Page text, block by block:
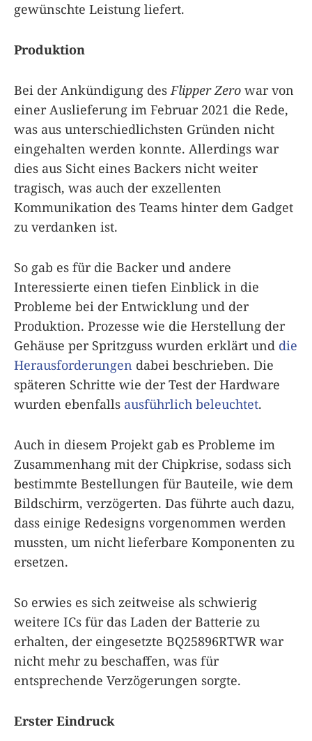
gewünschte Leistung liefert.
Produktion
Bei der Ankündigung desFlipper Zero war von
einer Auslieferung im Februar 2021 die Rede,
was aus unterschiedlichsten Gründen nicht
eingehalten werden konnte. Allerdings war
dies aus Sicht eines Backers nicht weiter
tragisch, was auch der exzellenten
Kommunikation des Teams hinter dem Gadget
zu verdanken ist.
So gab es für die Backer und andere
Interessierte einen tiefen Einblick in die
Probleme bei der Entwicklung und der
Produktion. Prozesse wie die Herstellung der
Gehäuse per Spritzguss wurden erklärt und die
Herausforderungen dabei beschrieben. Die
späteren Schritte wie der Test der Hardware
wurden ebenfalls ausführlich beleuchtet.
Auch in diesem Projekt gab es Probleme im
Zusammenhang mit der Chipkrise, sodass sich
bestimmte Bestellungen für Bauteile, wie dem
Bildschirm, verzögerten. Das führte auch dazu,
dass einige Redesigns vorgenommen werden
mussten, um nicht lieferbare Komponenten zu
ersetzen.
So erwies es sich zeitweise als schwierig
weitere ICs für das Laden der Batterie zu
erhalten, der eingesetzte BQ25896RTWR war
nicht mehr zu beschaffen, was für
entsprechende Verzögerungen sorgte.
Erster Eindruck